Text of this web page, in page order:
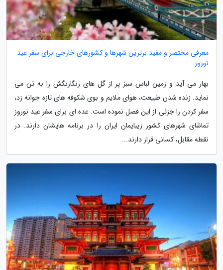
معرفی مختصر و مفید برترین شهرها و کشورهای خارجی برای سفر عید
نوروز
بهار می آید و زمین لباسِ سبز پر از گل های رنگارنگش را به تن می
نماید. زنده شدن طبیعت، هوای ملایم و بوی شکوفه های تازه جوانه زد،
سفر کردن را جزئی از این فصل نموده است. عده ای برای سفر عید نوروز
تماشای شهرهای کشور زیبایمان ایران را در برنامه هایشان دارند. در
نقطه مقابل، کسانی قرار دارند...